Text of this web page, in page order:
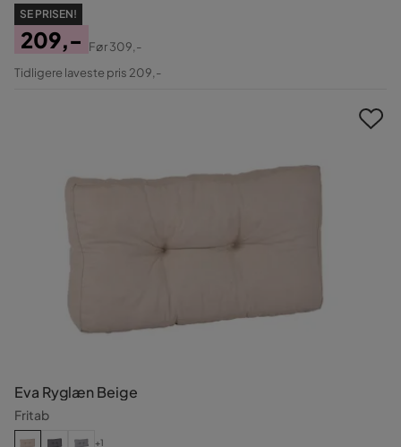
SE PRISEN!
Pris
209,-
Original
Før309,-
Tidligere laveste pris 209,-
Eva Ryglæn Beige
Fritab
+1